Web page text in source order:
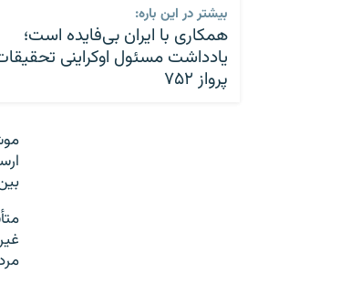
بیشتر در این باره:
همکاری با ایران بی‌فایده است؛
یادداشت مسئول اوکراینی
پرواز ۷۵۲